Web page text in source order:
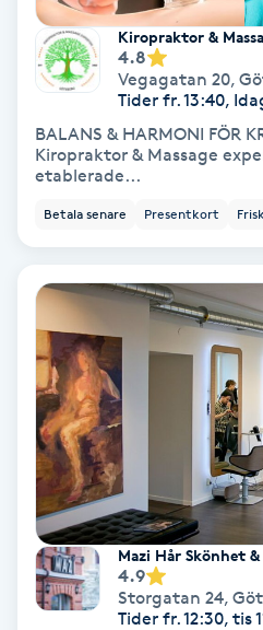
BIAB
Blowout
Bottenfärg
Brynformning
Brynplockning
Bröllopsuppsättning
Celluliter
Coachning
Color correction
Kiropraktor &
4.8
Vegagatan 20,
Tider fr. 13:40,
BALANS & HARMONI FÖR
Kiropraktor & Massage
etablerade...
Betala senare Presentkort
Mazi Hår Skönhet &
4.9
Storgatan 24,
Tider fr. 12:30, tis